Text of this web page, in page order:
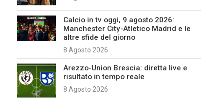
Calcio in tv oggi, 9 agosto 2026:
Manchester City-Atletico Madrid e le
altre sfide del giorno
8 Agosto 2026
Arezzo-Union Brescia: diretta live e
risultato in tempo reale
8 Agosto 2026